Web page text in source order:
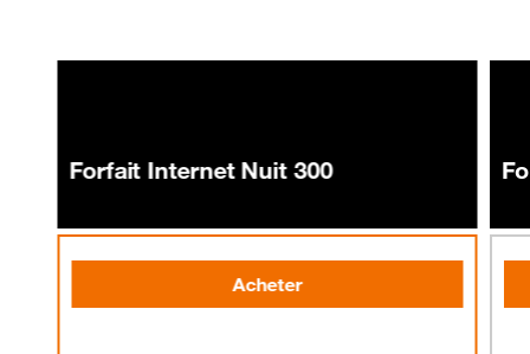
Forfait Internet Nuit 300
Acheter